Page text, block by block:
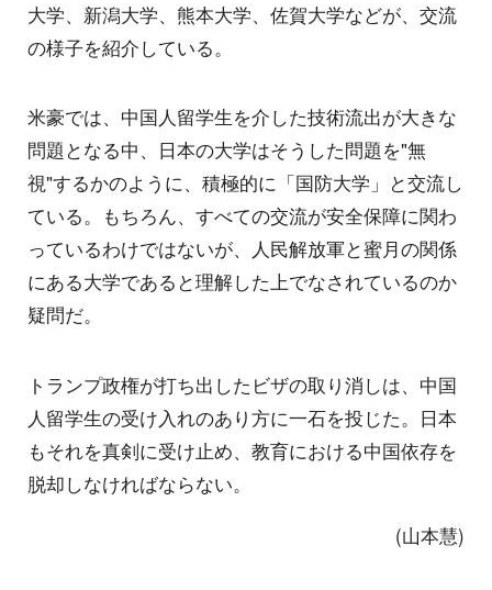
大学、新潟大学、熊本大学、佐賀大学などが、交流
の様子を紹介している。
米豪では、中国人留学生を介した技術流出が大きな
問題となる中、日本の大学はそうした問題を"無
視"するかのように、積極的に「国防大学」と交流し
ている。もちろん、すべての交流が安全保障に関わ
っているわけではないが、人民解放軍と蜜月の関係
にある大学であると理解した上でなされているのか
疑問だ。
トランプ政権が打ち出したビザの取り消しは、中国
人留学生の受け入れのあり方に一石を投じた。日本
もそれを真剣に受け止め、教育における中国依存を
脱却しなければならない。
(山本慧)